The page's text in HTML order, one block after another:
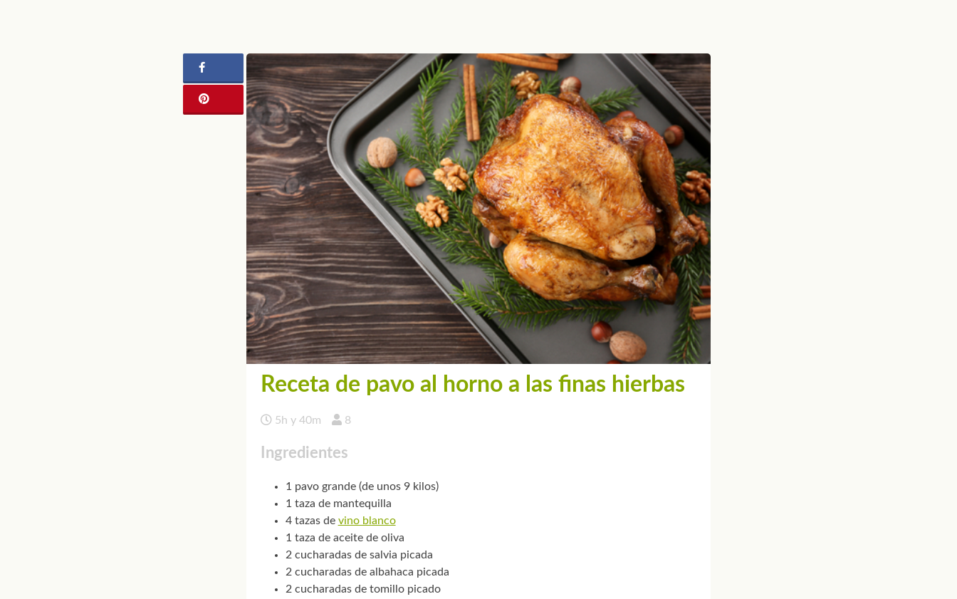
Receta de pavo al horno a las finas hierbas
5h y 40m 8
Ingredientes
1 pavo grande (de unos 9 kilos)
1 taza de mantequilla
4 tazas de vino blanco
1 taza de aceite de oliva
2 cucharadas de salvia picada
2 cucharadas de albahaca picada
2 cucharadas de tomillo picado